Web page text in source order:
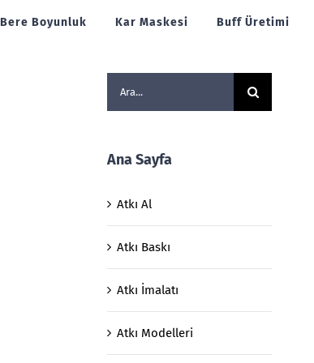
Bere Boyunluk Kar Maskesi Buff Üretimi
Ara:
Ana Sayfa
Atkı Al
Atkı Baskı
Atkı İmalatı
Atkı Modelleri